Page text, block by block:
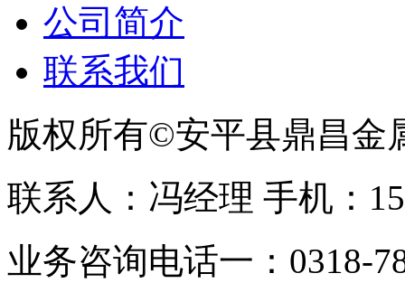
公司简介
联系我们
版权所有©安平县鼎昌金
联系人：冯经理 手机：
业务咨询电话一：0318-